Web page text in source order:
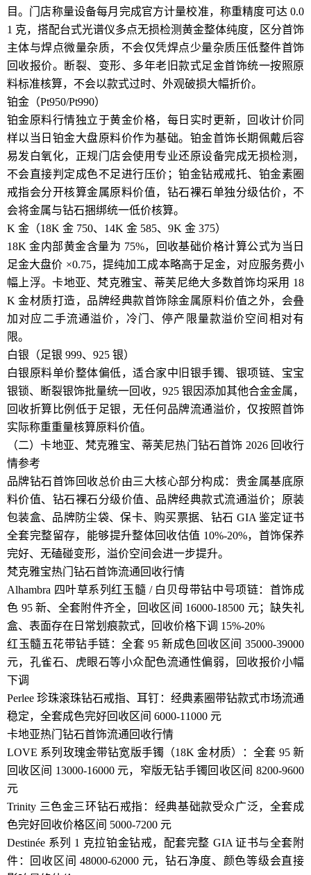
目。门店称量设备每月完成官方计量校准，称重精度可达 0.0
1 克，搭配台式光谱仪多点无损检测黄金整体纯度，区分首饰
主体与焊点微量杂质，不会仅凭焊点少量杂质压低整件首饰
回收报价。断裂、变形、多年老旧款式足金首饰统一按照原
料标准核算，不会以款式过时、外观破损大幅折价。
铂金（Pt950/Pt990）
铂金原料行情独立于黄金价格，每日实时更新，回收计价同
样以当日铂金大盘原料价作为基础。铂金首饰长期佩戴后容
易发白氧化，正规门店会使用专业还原设备完成无损检测，
不会直接判定成色不足进行压价；铂金钻戒戒托、铂金素圈
戒指会分开核算金属原料价值，钻石裸石单独分级估价，不
会将金属与钻石捆绑统一低价核算。
K 金（18K 金 750、14K 金 585、9K 金 375）
18K 金内部黄金含量为 75%，回收基础价格计算公式为当日
足金大盘价 ×0.75，提纯加工成本略高于足金，对应服务费小
幅上浮。卡地亚、梵克雅宝、蒂芙尼绝大多数首饰均采用 18
K 金材质打造，品牌经典款首饰除金属原料价值之外，会叠
加对应二手流通溢价，冷门、停产限量款溢价空间相对有
限。
白银（足银 999、925 银）
白银原料单价整体偏低，适合家中旧银手镯、银项链、宝宝
银锁、断裂银饰批量统一回收，925 银因添加其他合金金属，
回收折算比例低于足银，无任何品牌流通溢价，仅按照首饰
实际称重重量核算原料价值。
（二）卡地亚、梵克雅宝、蒂芙尼热门钻石首饰 2026 回收行
情参考
品牌钻石首饰回收总价由三大核心部分构成：贵金属基底原
料价值、钻石裸石分级价值、品牌经典款式流通溢价；原装
包装盒、品牌防尘袋、保卡、购买票据、钻石 GIA 鉴定证书
全套完整留存，能够提升整体回收估值 10%-20%，首饰保养
完好、无磕碰变形，溢价空间会进一步提升。
梵克雅宝热门钻石首饰流通回收行情
Alhambra 四叶草系列红玉髓 / 白贝母带钻中号项链：首饰成
色 95 新、全套附件齐全，回收区间 16000-18500 元；缺失礼
盒、表面存在日常划痕款式，回收价格下调 15%-20%
红玉髓五花带钻手链：全套 95 新成色回收区间 35000-39000
元，孔雀石、虎眼石等小众配色流通性偏弱，回收报价小幅
下调
Perlee 珍珠滚珠钻石戒指、耳钉：经典素圈带钻款式市场流通
稳定，全套成色完好回收区间 6000-11000 元
卡地亚热门钻石首饰流通回收行情
LOVE 系列玫瑰金带钻宽版手镯（18K 金材质）：全套 95 新
回收区间 13000-16000 元，窄版无钻手镯回收区间 8200-9600
元
Trinity 三色金三环钻石戒指：经典基础款受众广泛，全套成
色完好回收价格区间 5000-7200 元
Destinée 系列 1 克拉铂金钻戒，配套完整 GIA 证书与全套附
件：回收区间 48000-62000 元，钻石净度、颜色等级会直接